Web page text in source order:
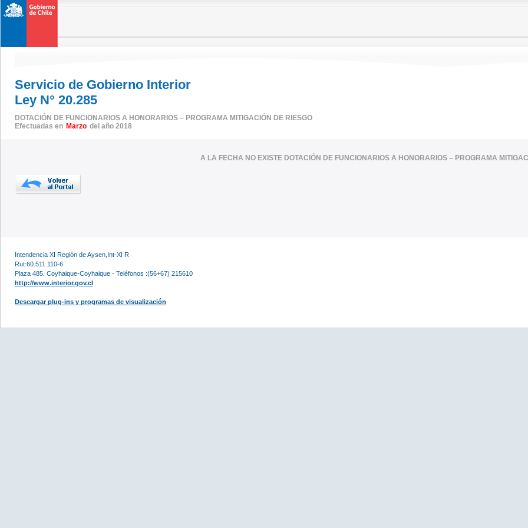
Servicio de Gobierno Interior
Ley N° 20.285
DOTACIÓN DE FUNCIONARIOS A HONORARIOS – PROGRAMA MITIGACIÓN DE RIESGO
Efectuadas en Marzo del año 2018
A LA FECHA NO EXISTE DOTACIÓN DE FUNCIONARIOS A HONORARIOS – PROGRAMA
Intendencia XI Región de Aysen,Int-XI R
Rut:60.511.110-6
Plaza 485. Coyhaique-Coyhaique - Teléfonos :(56+67) 215610
http://www.interior.gov.cl
Descargar plug-ins y programas de visualización